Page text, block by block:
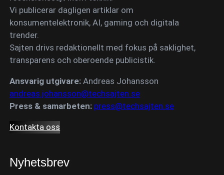
Vi publicerar dagligen artiklar om
konsumentelektronik, AI, gaming och digitala
trender.
Sajten drivs redaktionellt med fokus på saklighet,
transparens och oberoende publicistik.
Ansvarig utgivare: Andreas Johansson
andreas.johansson@techsajten.se
Press & samarbeten: press@techsajten.se
Kontakta oss
Nyhetsbrev